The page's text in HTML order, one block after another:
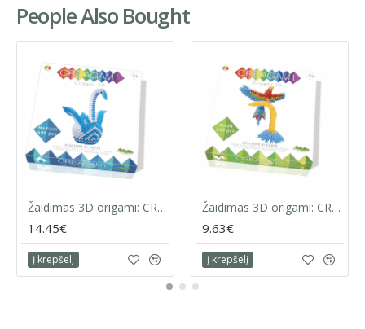
People Also Bought
Žaidimas 3D origami: CREAGAMI | GULBĖ
14.45€
Į krepšelį
Žaidimas 3D origami: CREAGAMI | PAPŪGA
9.63€
Į krepšelį